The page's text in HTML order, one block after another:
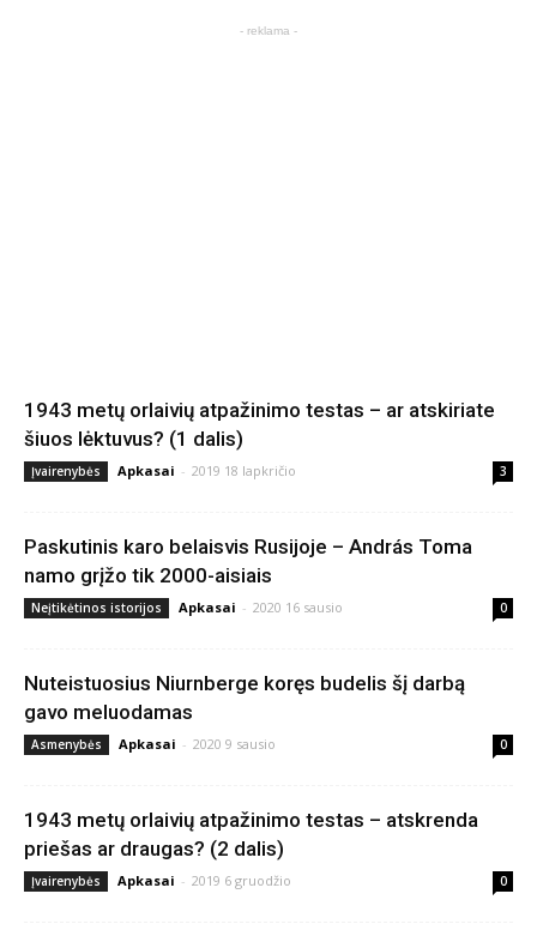
- reklama -
1943 metų orlaivių atpažinimo testas – ar atskiriate
šiuos lėktuvus? (1 dalis)
Įvairenybės Apkasai - 2019 18 lapkričio 3
Paskutinis karo belaisvis Rusijoje – András Toma
namo grįžo tik 2000-aisiais
Neįtikėtinos istorijos Apkasai - 2020 16 sausio 0
Nuteistuosius Niurnberge koręs budelis šį darbą
gavo meluodamas
Asmenybės Apkasai - 2020 9 sausio 0
1943 metų orlaivių atpažinimo testas – atskrenda
priešas ar draugas? (2 dalis)
Įvairenybės Apkasai - 2019 6 gruodžio 0